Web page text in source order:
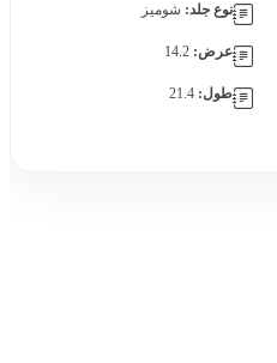
نوع جلد: شومیز
عرض: 14.2
طول: 21.4